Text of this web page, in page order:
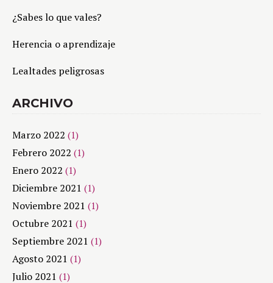
¿Sabes lo que vales?
Herencia o aprendizaje
Lealtades peligrosas
ARCHIVO
Marzo 2022 (1)
Febrero 2022 (1)
Enero 2022 (1)
Diciembre 2021 (1)
Noviembre 2021 (1)
Octubre 2021 (1)
Septiembre 2021 (1)
Agosto 2021 (1)
Julio 2021 (1)